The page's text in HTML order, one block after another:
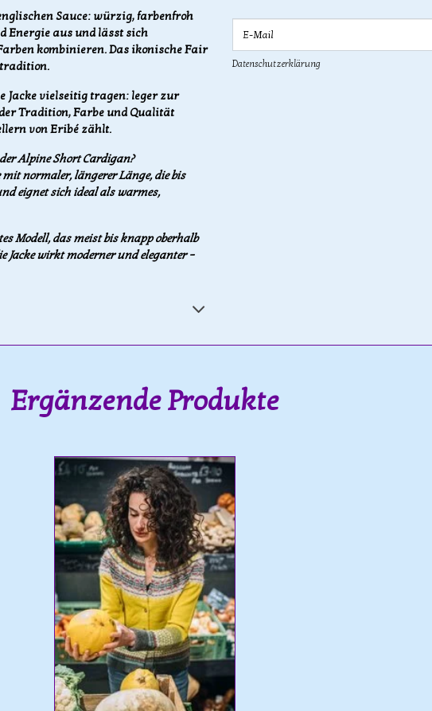
Sauce: würzig, farbenfroh
Energie aus und lässt sich
kombinieren. Das ikonische Fair
Jacke vielseitig tragen: leger zur
Tradition, Farbe und Qualität
von Eribé zählt.
Alpine Short Cardigan?
normaler, längerer Länge, die bis
eignet sich ideal als warmes,
Modell, das meist bis knapp oberhalb
Jacke wirkt moderner und eleganter –
E-Mail
Datenschutzerklärung
Ergänzende Produkte